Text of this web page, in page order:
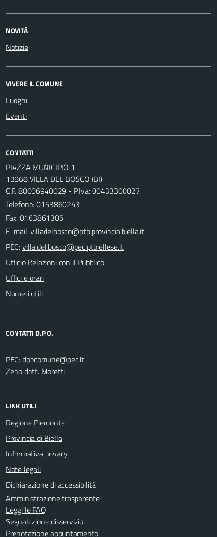
NOVITÀ
Notizie
VIVERE IL COMUNE
Luoghi
Eventi
CONTATTI
PIAZZA MUNICIPIO 1
13868 VILLA DEL BOSCO (BI)
C.F. 80006940029 - P.Iva: 00433300027
Telefono:0163860243
Fax: 0163861305
E-mail:
PEC:
Ufficio Relazioni con il Pubblico
Uffici e orari
Numeri utili
CONTATTI D.P.O.
PEC:
Zeno dott. Moretti
LINK UTILI
Regione Piemonte
Provincia di Biella
Informativa privacy
Note legali
Dichiarazione di accessibilità
Amministrazione trasparente
Leggi le FAQ
Segnalazione disservizio
Prenotazione appuntamento